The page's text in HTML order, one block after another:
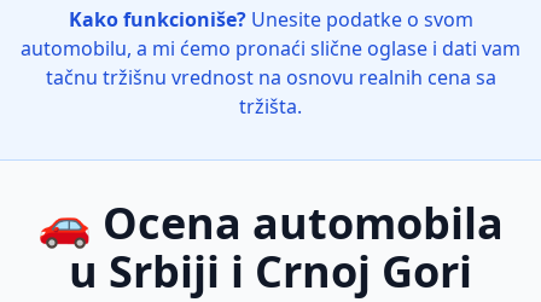
Kako funkcioniše?Unesite podatke o svom
automobilu, a mi ćemo pronaći slične oglase i dati vam
tačnu tržišnu vrednost na osnovu realnih cena sa
tržišta.
🚗 Ocena automobila
u Srbiji i Crnoj Gori